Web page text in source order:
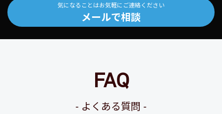
気になることはお気軽にご連絡ください
メールで相談
FAQ
よくある質問